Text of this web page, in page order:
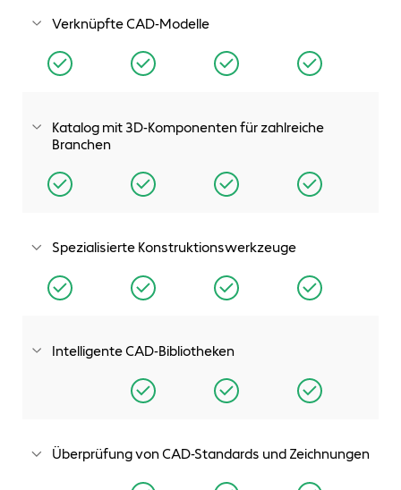
Verknüpfte CAD-Modelle
Verwenden Sie Modelle, die in anderen CAD-Formaten
gespeichert wurden, direkt in SOLIDWORKS Baugruppen,
Katalog mit 3D-Komponenten für zahlreiche
Branchen
Über den Online-Katalog erhalten Sie Zugriff auf über 50
Millionen Komponenten von Herstellern weltweit.
Spezialisierte Konstruktionswerkzeuge
Beschleunigen Sie die Konstruktion von Blech-, Kunststoff-
und Gussteilen, Schweißkonstruktionen, Formwerkzeugen,
Intelligente CAD-Bibliotheken
Sie können ganz einfach Hunderttausende vorgefertigte,
dem Branchenstandard entsprechende
Überprüfung von CAD-Standards und Zeichnungen